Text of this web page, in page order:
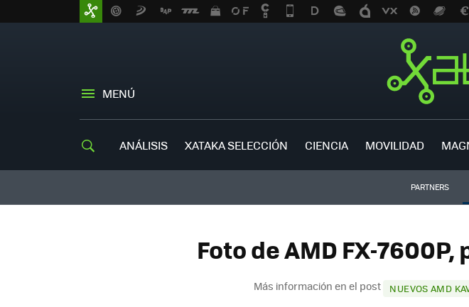
MENÚ
ANÁLISIS XATAKA SELECCIÓN CIENCIA MOVILIDAD
PARTNERS
Foto de AMD FX-
Más información en el post NUEVOS AMD